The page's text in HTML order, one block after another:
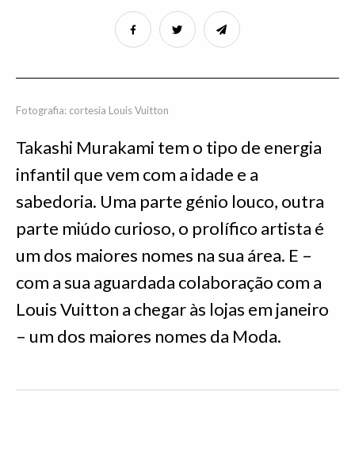
Fotografia: cortesia Louis Vuitton
Takashi Murakami tem o tipo de energia
infantil que vem com a idade e a
sabedoria. Uma parte génio louco, outra
parte miúdo curioso, o prolífico artista é
um dos maiores nomes na sua área. E –
com a sua aguardada colaboração com a
Louis Vuitton a chegar às lojas em janeiro
– um dos maiores nomes da Moda.